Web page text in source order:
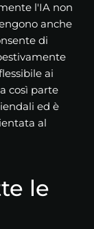
l'IA non
anche
di
ai
così parte
ed è
al
le